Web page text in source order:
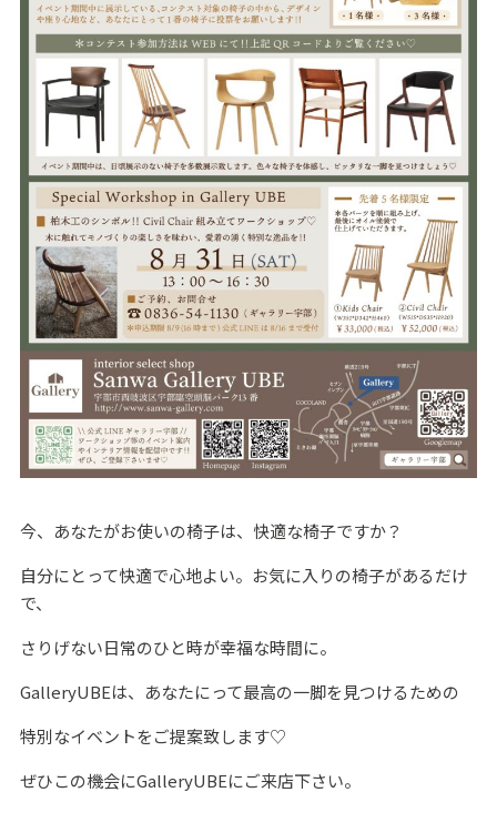
今、あなたがお使いの椅子は、快適な椅子ですか？
自分にとって快適で心地よい。お気に入りの椅子があるだけ
で、
さりげない日常のひと時が幸福な時間に。
GalleryUBEは、あなたにって最高の一脚を見つけるための
特別なイベントをご提案致します♡
ぜひこの機会にGalleryUBEにご来店下さい。